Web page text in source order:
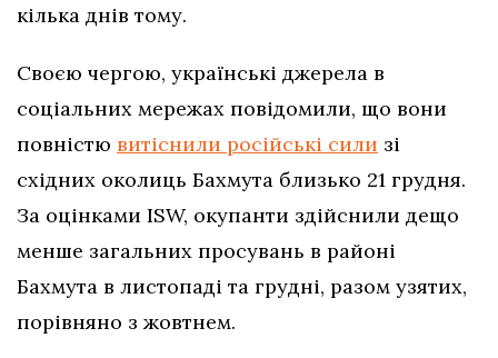
кілька днів тому.
Своєю чергою, українські джерела в
соціальних мережах повідомили, що вони
повністю витіснили російські сили зі
східних околиць Бахмута близько 21 грудня.
За оцінками ISW, окупанти здійснили дещо
менше загальних просувань в районі
Бахмута в листопаді та грудні, разом узятих,
порівняно з жовтнем.